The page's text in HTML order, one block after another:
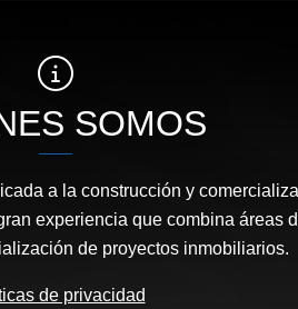
SOMOS
a la construcción y
experiencia que combina áreas
de proyectos inmobiliarios.
de privacidad